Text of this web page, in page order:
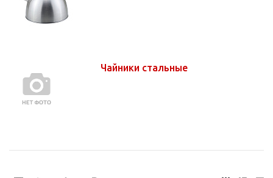
Чайники стальные